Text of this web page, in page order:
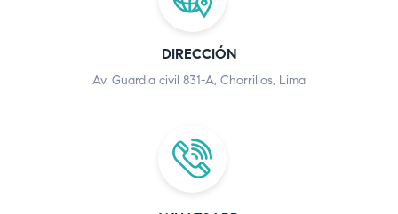
DIRECCIÓN
Av. Guardia civil 831-A, Chorrillos, Lima